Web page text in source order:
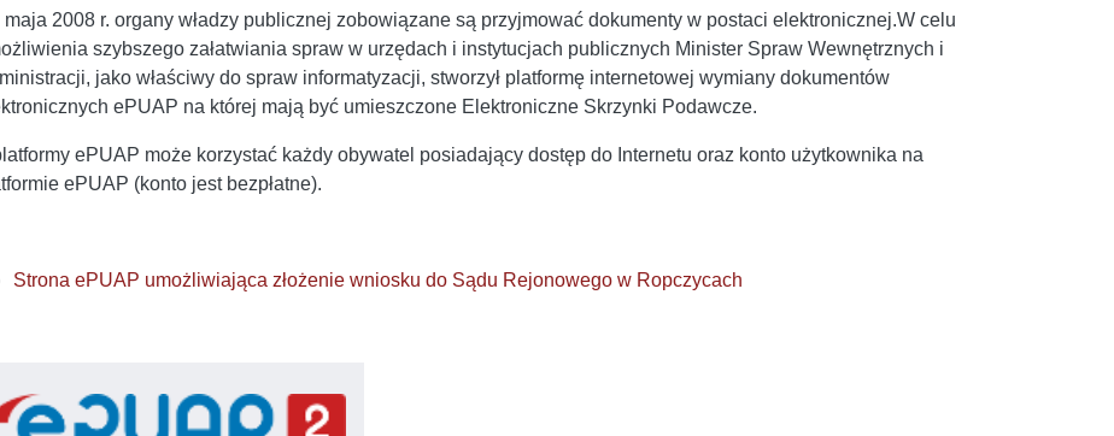
maja 2008 r. organy władzy publicznej zobowiązane są przyjmować dokumenty w postaci elektronicznej.W celu
szybszego załatwiania spraw w urzędach i instytucjach publicznych Minister Spraw Wewnętrznych i
jako właściwy do spraw informatyzacji, stworzył platformę internetowej wymiany dokumentów
ePUAP na której mają być umieszczone Elektroniczne Skrzynki Podawcze.
ePUAP może korzystać każdy obywatel posiadający dostęp do Internetu oraz konto użytkownika na
ePUAP (konto jest bezpłatne).
Strona ePUAP umożliwiająca złożenie wniosku do Sądu Rejonowego w Ropczycach